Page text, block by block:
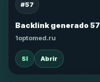
#57
Backlink generado 57
1optomed.ru
SI Abrir